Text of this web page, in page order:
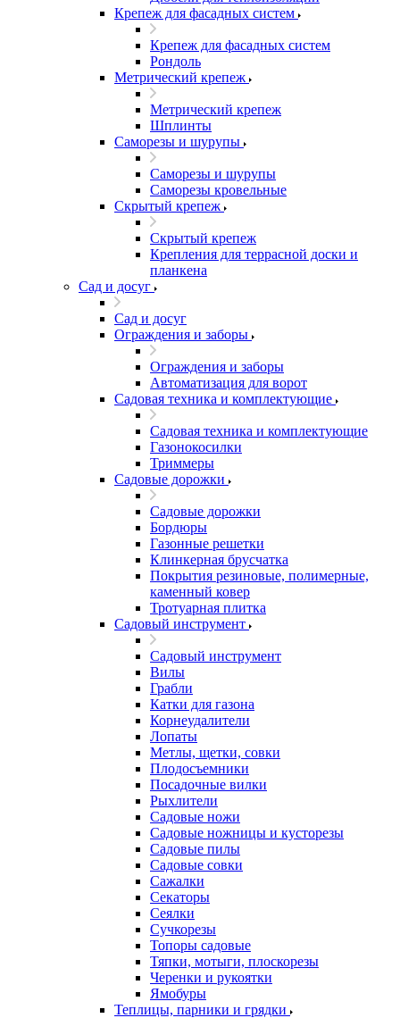
Крепеж для фасадных систем
Крепеж для фасадных систем
Рондоль
Метрический крепеж
Метрический крепеж
Шплинты
Саморезы и шурупы
Саморезы и шурупы
Саморезы кровельные
Скрытый крепеж
Скрытый крепеж
Крепления для террасной доски и
планкена
Сад и досуг
Сад и досуг
Ограждения и заборы
Ограждения и заборы
Автоматизация для ворот
Садовая техника и комплектующие
Садовая техника и комплектующие
Газонокосилки
Триммеры
Садовые дорожки
Садовые дорожки
Бордюры
Газонные решетки
Клинкерная брусчатка
Покрытия резиновые, полимерные,
каменный ковер
Тротуарная плитка
Садовый инструмент
Садовый инструмент
Вилы
Грабли
Катки для газона
Корнеудалители
Лопаты
Метлы, щетки, совки
Плодосъемники
Посадочные вилки
Рыхлители
Садовые ножи
Садовые ножницы и кусторезы
Садовые пилы
Садовые совки
Сажалки
Секаторы
Сеялки
Сучкорезы
Топоры садовые
Тяпки, мотыги, плоскорезы
Черенки и рукоятки
Ямобуры
Теплицы, парники и грядки